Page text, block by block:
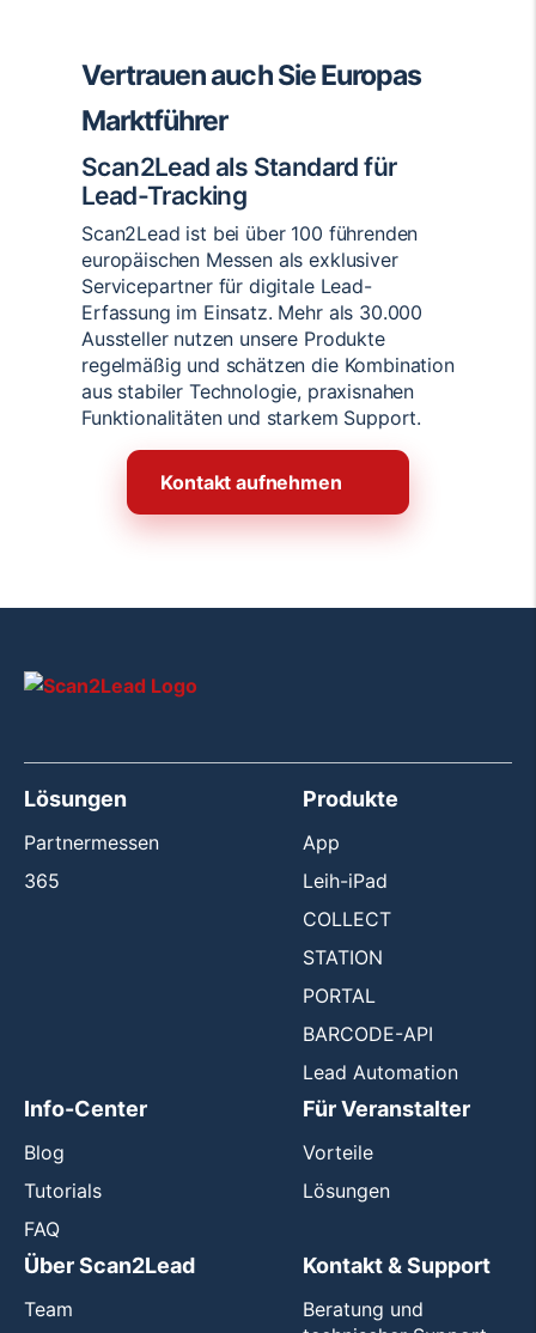
Vertrauen auch Sie Europas
Marktführer
Scan2Lead als Standard für
Lead-Tracking
Scan2Lead ist bei über 100 führenden
europäischen Messen als exklusiver
Servicepartner für digitale Lead-
Erfassung im Einsatz. Mehr als 30.000
Aussteller nutzen unsere Produkte
regelmäßig und schätzen die Kombination
aus stabiler Technologie, praxisnahen
Funktionalitäten und starkem Support.
Kontakt aufnehmen
Lösungen
Partnermessen
365
Produkte
App
Leih-iPad
COLLECT
STATION
PORTAL
BARCODE-API
Lead Automation
Info-Center
Blog
Tutorials
FAQ
Für Veranstalter
Vorteile
Lösungen
Über Scan2Lead
Team
Kontakt & Support
Beratung und